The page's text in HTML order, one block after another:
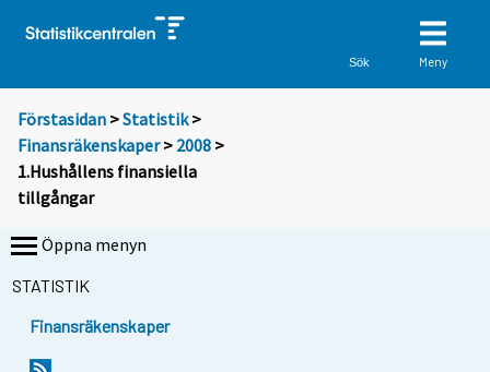
Sök Meny
Förstasidan >Statistik >
Finansräkenskaper> 2008 >
1.Hushållens finansiella
tillgångar
Öppna menyn
STATISTIK
Finansräkenskaper